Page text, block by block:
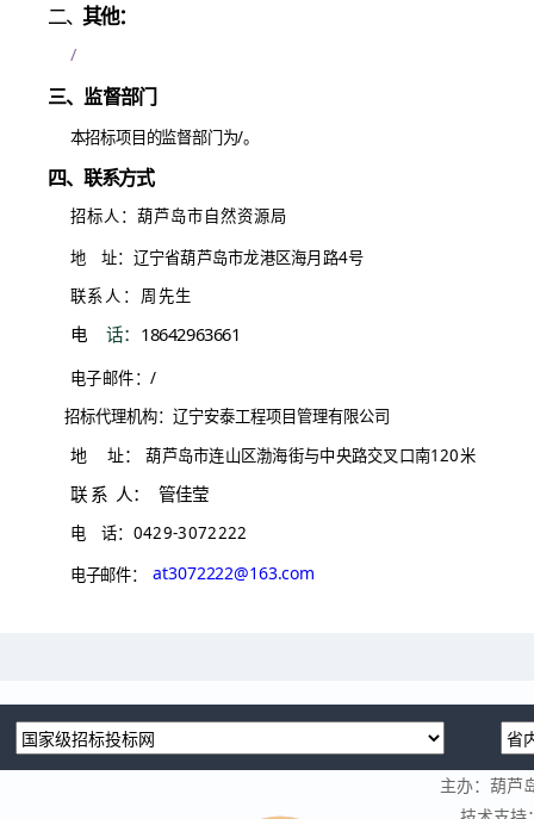
二、其他：
/
三、监督部门
本招标项目的监督部门为/。
四、联系方式
招标人：葫芦岛市自然资源局
地 址：辽宁省葫芦岛市龙港区海月路4号
联系人：周先生
电 话： 18642963661
电子邮件：/
招标代理机构：辽宁安泰工程项目管理有限公司
地 址：葫芦岛市连山区渤海街与中央路交叉口南120米
联 系 人： 管佳莹
电
话：0429-3072222
电子邮件：
at3072222@163.com
主办：葫芦